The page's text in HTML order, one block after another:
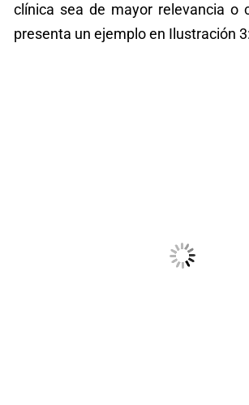
clínica sea de mayor relevancia o
presenta un ejemplo en Ilustración 3: